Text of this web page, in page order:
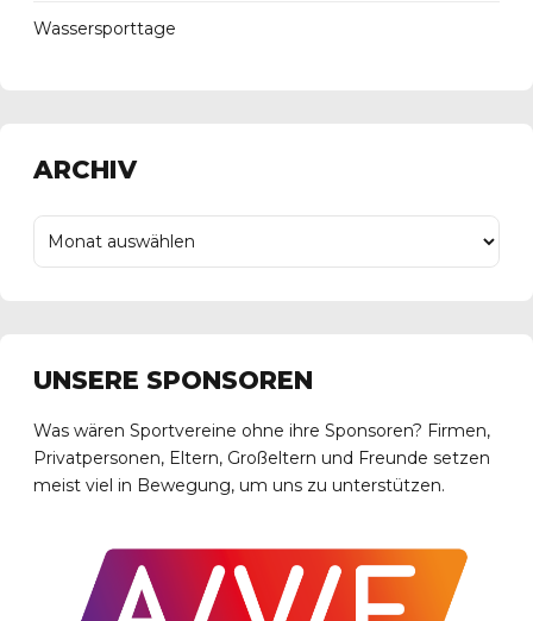
Wassersporttage
ARCHIV
UNSERE SPONSOREN
Was wären Sportvereine ohne ihre Sponsoren? Firmen,
Privatpersonen, Eltern, Großeltern und Freunde setzen
meist viel in Bewegung, um uns zu unterstützen.